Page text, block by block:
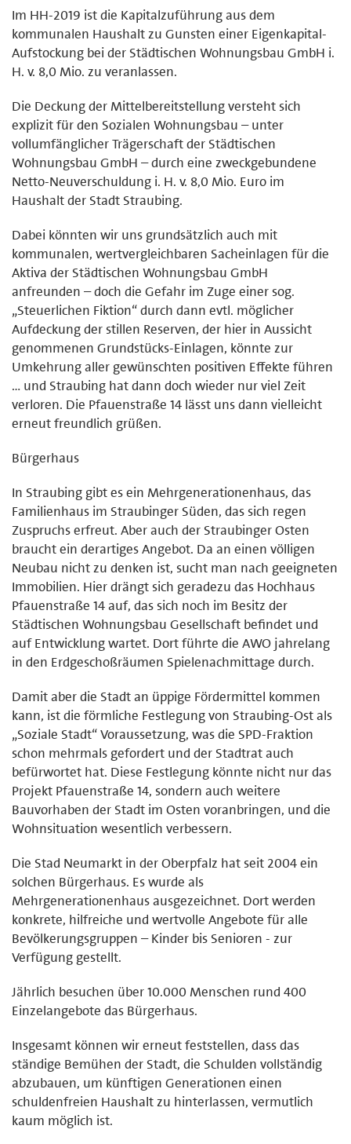
Im HH-2019 ist die Kapitalzuführung aus dem
kommunalen Haushalt zu Gunsten einer Eigenkapital-
Aufstockung bei der Städtischen Wohnungsbau GmbH i.
H. v. 8,0 Mio. zu veranlassen.
Die Deckung der Mittelbereitstellung versteht sich
explizit für den Sozialen Wohnungsbau – unter
vollumfänglicher Trägerschaft der Städtischen
Wohnungsbau GmbH – durch eine zweckgebundene
Netto-Neuverschuldung i. H. v. 8,0 Mio. Euro im
Haushalt der Stadt Straubing.
Dabei könnten wir uns grundsätzlich auch mit
kommunalen, wertvergleichbaren Sacheinlagen für die
Aktiva der Städtischen Wohnungsbau GmbH
anfreunden – doch die Gefahr im Zuge einer sog.
„Steuerlichen Fiktion“ durch dann evtl. möglicher
Aufdeckung der stillen Reserven, der hier in Aussicht
genommenen Grundstücks-Einlagen, könnte zur
Umkehrung aller gewünschten positiven Effekte führen
… und Straubing hat dann doch wieder nur viel Zeit
verloren. Die Pfauenstraße 14 lässt uns dann vielleicht
erneut freundlich grüßen.
Bürgerhaus
In Straubing gibt es ein Mehrgenerationenhaus, das
Familienhaus im Straubinger Süden, das sich regen
Zuspruchs erfreut. Aber auch der Straubinger Osten
braucht ein derartiges Angebot. Da an einen völligen
Neubau nicht zu denken ist, sucht man nach geeigneten
Immobilien. Hier drängt sich geradezu das Hochhaus
Pfauenstraße 14 auf, das sich noch im Besitz der
Städtischen Wohnungsbau Gesellschaft befindet und
auf Entwicklung wartet. Dort führte die AWO jahrelang
in den Erdgeschoßräumen Spielenachmittage durch.
Damit aber die Stadt an üppige Fördermittel kommen
kann, ist die förmliche Festlegung von Straubing-Ost als
„Soziale Stadt“ Voraussetzung, was die SPD-Fraktion
schon mehrmals gefordert und der Stadtrat auch
befürwortet hat. Diese Festlegung könnte nicht nur das
Projekt Pfauenstraße 14, sondern auch weitere
Bauvorhaben der Stadt im Osten voranbringen, und die
Wohnsituation wesentlich verbessern.
Die Stad Neumarkt in der Oberpfalz hat seit 2004 ein
solchen Bürgerhaus. Es wurde als
Mehrgenerationenhaus ausgezeichnet. Dort werden
konkrete, hilfreiche und wertvolle Angebote für alle
Bevölkerungsgruppen – Kinder bis Senioren - zur
Verfügung gestellt.
Jährlich besuchen über 10.000 Menschen rund 400
Einzelangebote das Bürgerhaus.
Insgesamt können wir erneut feststellen, dass das
ständige Bemühen der Stadt, die Schulden vollständig
abzubauen, um künftigen Generationen einen
schuldenfreien Haushalt zu hinterlassen, vermutlich
kaum möglich ist.